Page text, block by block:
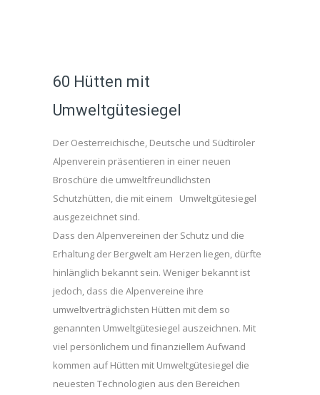
60 Hütten mit
Umweltgütesiegel
Der Oesterreichische, Deutsche und Südtiroler
Alpenverein präsentieren in einer neuen
Broschüre die umweltfreundlichsten
Schutzhütten, die mit einem Umweltgütesiegel
ausgezeichnet sind.
Dass den Alpenvereinen der Schutz und die
Erhaltung der Bergwelt am Herzen liegen, dürfte
hinlänglich bekannt sein. Weniger bekannt ist
jedoch, dass die Alpenvereine ihre
umweltverträglichsten Hütten mit dem so
genannten Umweltgütesiegel auszeichnen. Mit
viel persönlichem und finanziellem Aufwand
kommen auf Hütten mit Umweltgütesiegel die
neuesten Technologien aus den Bereichen